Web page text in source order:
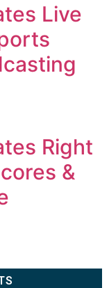
Live
Right
&